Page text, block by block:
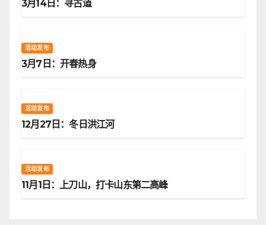
3月14日：寻古道
活动发布
3月7日：开春热身
活动发布
12月27日：冬日洪江河
活动发布
11月1日：上刀山，打卡山东第二高峰